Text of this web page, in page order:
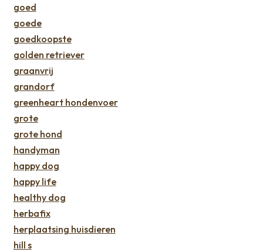
goed
goede
goedkoopste
golden retriever
graanvrij
grandorf
greenheart hondenvoer
grote
grote hond
handyman
happy dog
happy life
healthy dog
herbafix
herplaatsing huisdieren
hill s